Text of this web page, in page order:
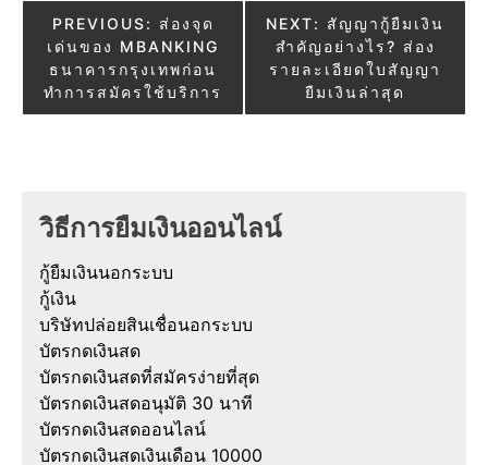
Post
navigation
PREVIOUS: ส่องจุด
เด่นของ MBANKING
ธนาคารกรุงเทพก่อน
ทำการสมัครใช้บริการ
NEXT: สัญญากู้ยืมเงิน
สำคัญอย่างไร? ส่อง
รายละเอียดใบสัญญา
ยืมเงินล่าสุด
วิธีการยืมเงินออนไลน์
กู้ยืมเงินนอกระบบ
กู้เงิน
บริษัทปล่อยสินเชื่อนอกระบบ
บัตรกดเงินสด
บัตรกดเงินสดที่สมัครง่ายที่สุด
บัตรกดเงินสดอนุมัติ 30 นาที
บัตรกดเงินสดออนไลน์
บัตรกดเงินสดเงินเดือน 10000